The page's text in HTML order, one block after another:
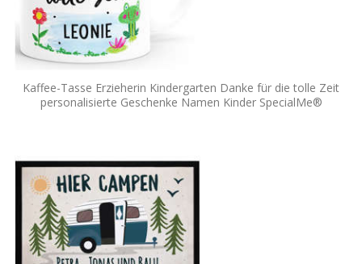
Kaffee-Tasse Erzieherin Kindergarten Danke für die tolle Zeit
personalisierte Geschenke Namen Kinder SpecialMe®